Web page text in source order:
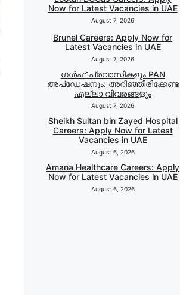
Now for Latest Vacancies in UAE
August 7, 2026
Brunel Careers: Apply Now for
Latest Vacancies in UAE
August 7, 2026
ഗൾഫ് പ്രവാസികളും PAN
അപ്‌ഡേഷനും: അറിഞ്ഞിരിക്കേണ്ട
എല്ലാ വിവരങ്ങളും
August 7, 2026
Sheikh Sultan bin Zayed Hospital
Careers: Apply Now for Latest
Vacancies in UAE
August 6, 2026
Amana Healthcare Careers: Apply
Now for Latest Vacancies in UAE
August 6, 2026